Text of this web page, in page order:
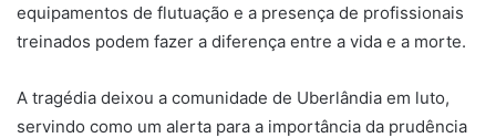
equipamentos de flutuação e a presença de profissionais
treinados podem fazer a diferença entre a vida e a morte.
A tragédia deixou a comunidade de Uberlândia em luto,
servindo como um alerta para a importância da prudência